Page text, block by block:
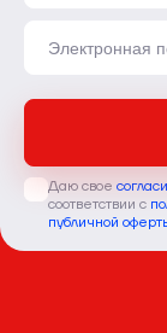
Даю свое
соответствии с
публичной